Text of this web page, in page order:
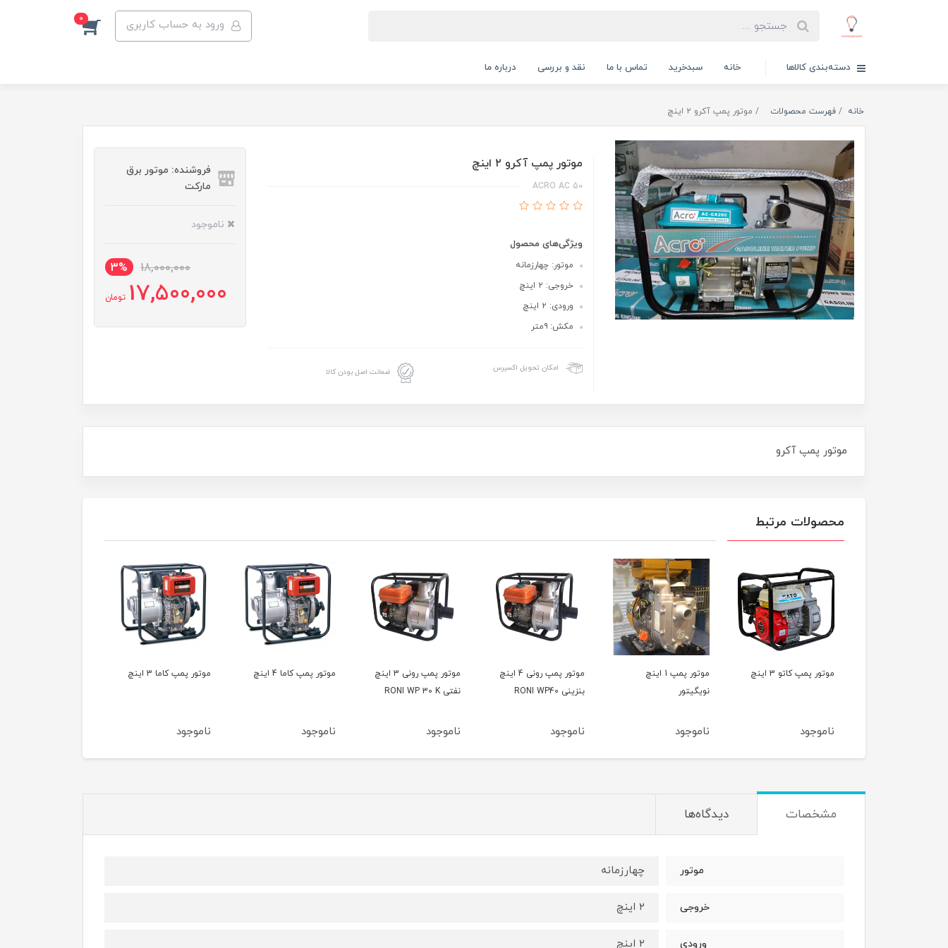
ورود به حساب کاربری 0
دسته‌بندی کالاها خانه سبدخرید تماس با ما نقد و بررسی درباره ما
خانه فهرست محصولات موتور پمپ آکرو ۲ اینچ
موتور پمپ آکرو ۲ اینچ
ACRO AC 50
ویژگی‌های محصول
موتور: چهارزمانه
خروجی: ۲ اینچ
ورودی: ۲ اینچ
مکش: ۹متر
امکان تحویل اکسپرس ضمانت اصل بودن کالا
فروشنده: موتور برق
مارکت
ناموجود
18,000,000
3%
17,500,000 تومان
موتور پمپ آکرو
محصولات مرتبط
موتور پمپ 1 اینچ
ناموجود
بنزینی RONI WP40
ناموجود
موتور پمپ رونی 3 اینچ
نفتی RONI WP 30 K
ناموجود
موتور پمپ کاما 4 اینچ
ناموجود
موتور پمپ کاما 3 اینچ
ناموجود
موتور پمپ کاما 2 اینچ
ناموجود
مشخصات دیدگاه‌ها
موتور چهارزمانه
خروجی ۲ اینچ
ورودی ۲ اینچ